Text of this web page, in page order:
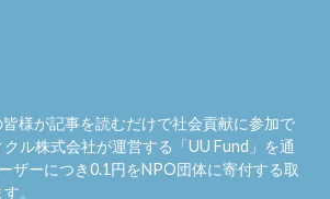
様が記事を読むだけで社会貢献に参加で
ル株式会社が運営する「UU Fund 」を通
ザーにつき0.1円をNPO団体に寄付する取
。